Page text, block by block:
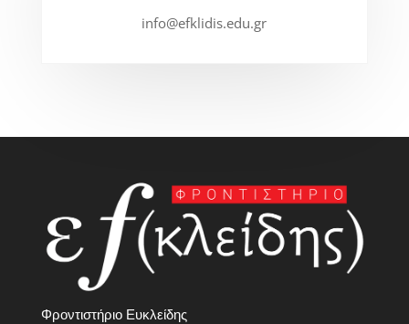
info@efklidis.edu.gr
Φροντιστήριο Ευκλείδης